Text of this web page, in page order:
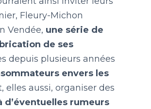
Fleury-Michon
Vendée, une série de
de ses
depuis plusieurs années
envers les
aussi, organiser des
rumeurs